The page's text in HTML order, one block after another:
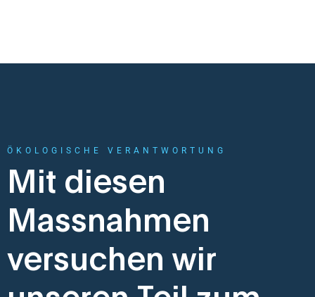
ÖKOLOGISCHE VERANTWORTUNG
Mit diesen
Massnahmen
versuchen wir